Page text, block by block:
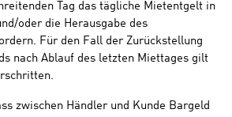
Tag das tägliche Mietentgelt in
oder die Herausgabe des
Für den Fall der Zurückstellung
nach Ablauf des letzten Miettages gilt
zwischen Händler und Kunde Bargeld